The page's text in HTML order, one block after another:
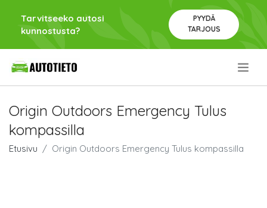
Tarvitseeko autosi
kunnostusta?
PYYDÄ
TARJOUS
Origin Outdoors Emergency Tulus
kompassilla
Etusivu Origin Outdoors Emergency Tulus kompassilla